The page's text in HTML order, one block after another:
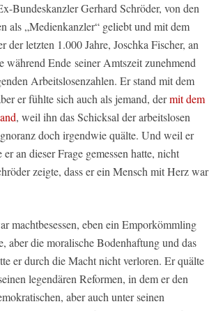
Bundeskanzler Gerhard Schröder, von den
als „Medienkanzler“ geliebt und mit dem
der letzten 1.000 Jahre, Joschka Fischer, an
während Ende seiner Amtszeit zunehmend
Arbeitslosenzahlen. Er stand mit dem
er fühlte sich auch als jemand, dermit dem
, weil ihn das Schicksal der arbeitslosen
doch irgendwie quälte. Und weil er
an dieser Frage gemessen hatte, nicht
zeigte, dass er ein Mensch mit Herz war
machtbesessen, eben ein Emporkömmling
aber die moralische Bodenhaftung und das
er durch die Macht nicht verloren. Er quälte
legendären Reformen, in dem er den
aber auch unter seinen